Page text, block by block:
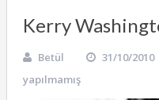
Kerry
Betül 31/10/2010
yapılmamış